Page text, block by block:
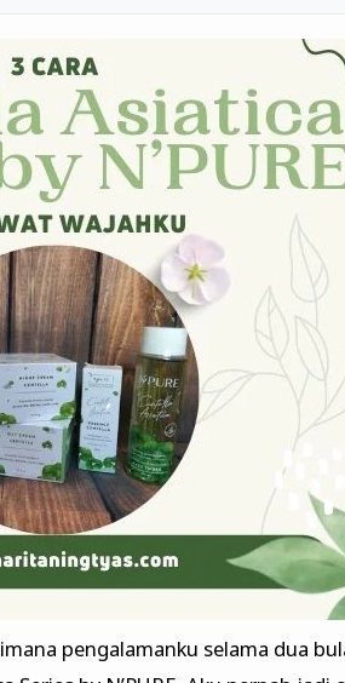
pengalamanku selama dua